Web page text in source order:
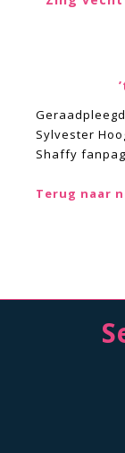
Sylvester
Shaffy
Terug naar